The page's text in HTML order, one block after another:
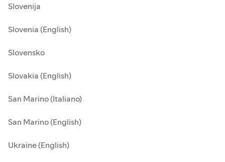
Slovenija
Slovenia (English)
Slovensko
Slovakia (English)
San Marino (Italiano)
San Marino (English)
Ukraine (English)